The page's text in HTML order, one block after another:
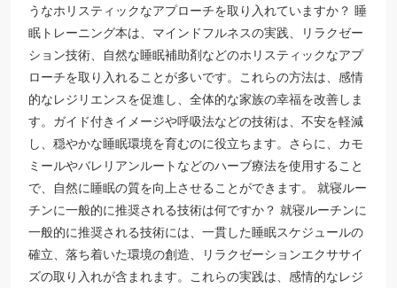
うなホリスティックなアプローチを取り入れていますか？ 睡
眠トレーニング本は、マインドフルネスの実践、リラクゼー
ション技術、自然な睡眠補助剤などのホリスティックなアプ
ローチを取り入れることが多いです。これらの方法は、感情
的なレジリエンスを促進し、全体的な家族の幸福を改善しま
す。ガイド付きイメージや呼吸法などの技術は、不安を軽減
し、穏やかな睡眠環境を育むのに役立ちます。さらに、カモ
ミールやバレリアンルートなどのハーブ療法を使用すること
で、自然に睡眠の質を向上させることができます。 就寝ルー
チンに一般的に推奨される技術は何ですか？ 就寝ルーチンに
一般的に推奨される技術には、一貫した睡眠スケジュールの
確立、落ち着いた環境の創造、リラクゼーションエクササイ
ズの取り入れが含まれます。これらの実践は、感情的なレジ